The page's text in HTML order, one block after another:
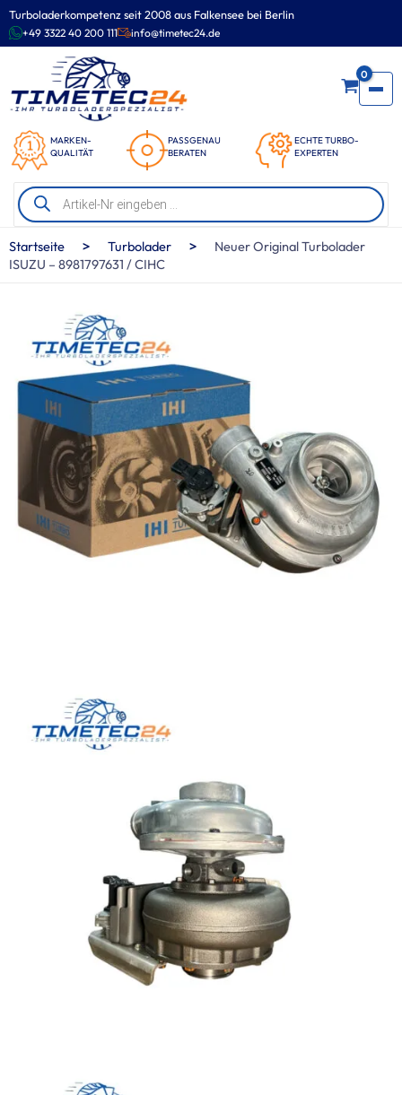
Turboladerkompetenz seit 2008 aus Falkensee bei Berlin
+49 3322 40 200 111 info@timetec24.de
MARKEN-
QUALITÄT
PASSGENAU
BERATEN
ECHTE TURBO-
EXPERTEN
0
Products
search
Zum
Inhalt
springen
Startseite > Turbolader >
Neuer Original Turbolader
ISUZU – 8981797631 / CIHC